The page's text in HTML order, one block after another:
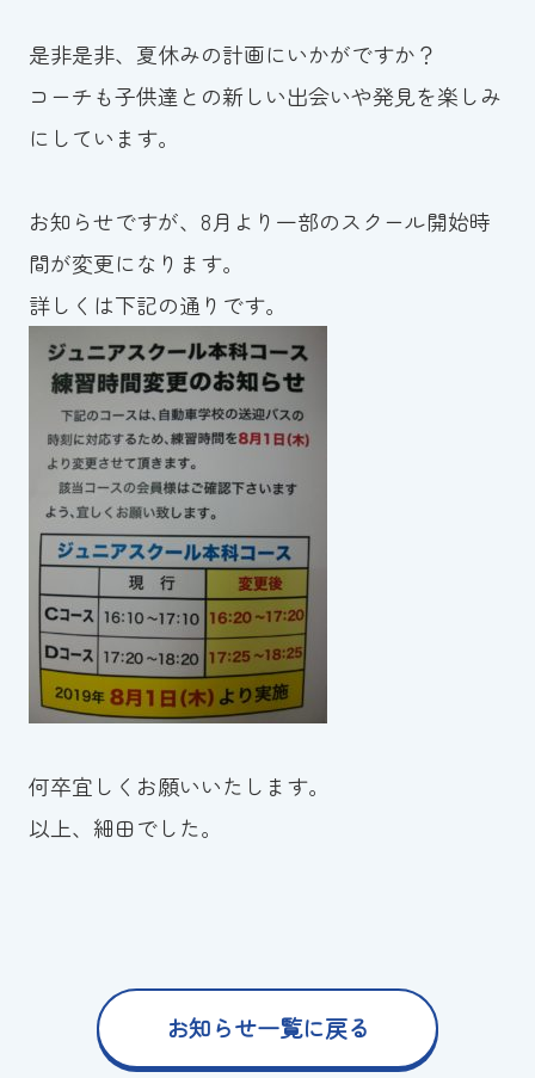
是非是非、夏休みの計画にいかがですか？
コーチも子供達との新しい出会いや発見を楽しみ
にしています。
お知らせですが、8月より一部のスクール開始時
間が変更になります。
詳しくは下記の通りです。
何卒宜しくお願いいたします。
以上、細田でした。
お知らせ一覧に戻る